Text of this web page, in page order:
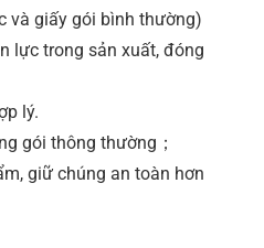
và giấy gói bình thường)
lực trong sản xuất, đóng
lý.
gói thông thường；
giữ chúng an toàn hơn